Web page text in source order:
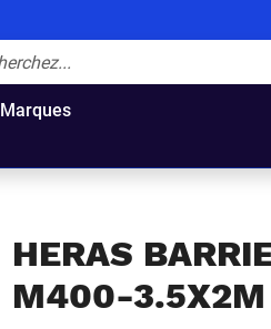
Marques
HERAS
M400-3.5X2M